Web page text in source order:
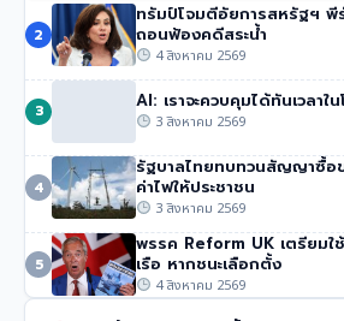
นายกฯ อนุทิน ของไทย จวกรายงาน UN
ความเสียหายของไทย’
51 วิว• 4 สิงหาคม 2569
2
ทรัมป์โจมตีอัยการสหรัฐฯ พี
ถอนฟ้องคดีสระน้ำ
4 สิงหาคม 2569
3 AI: เราจะควบคุมได้ทันเวลา
3 สิงหาคม 2569
4
รัฐบาลไทยทบทวนสัญญาซื้อ
ค่าไฟให้ประชาชน
3 สิงหาคม 2569
5
พรรค Reform UK เตรียม
เรือ หากชนะเลือกตั้ง
4 สิงหาคม 2569